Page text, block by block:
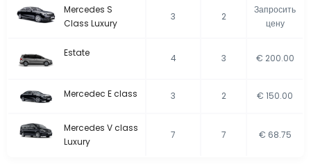
Mercedes S
Class Luxury
3 2
Запросить
цену
Estate 4 3 € 200.00
Mercedec E class 3 2 € 150.00
Mercedes V class
Luxury
7 7 € 68.75